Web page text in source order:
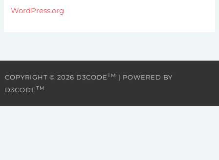
WordPress.org
COPYRIGHT © 2026 D3CODETM
| POWERED BY
D3CODETM